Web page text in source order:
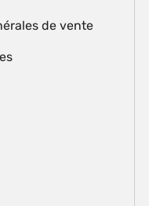
de vente